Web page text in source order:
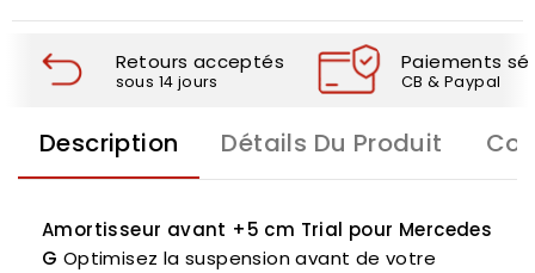
Retours acceptés
sous 14 jours
Paiements
CB & Paypal
Description Détails Du Produit
Amortisseur avant +5 cm Trial pour Mercedes
G Optimisez la suspension avant de votre